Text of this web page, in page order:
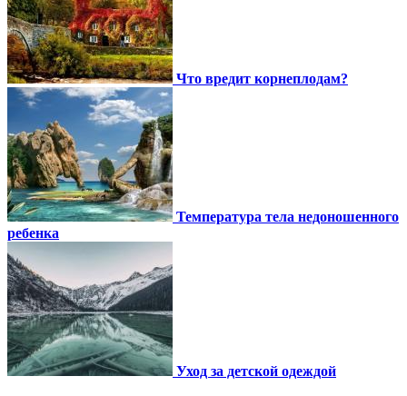
Что вредит корнеплодам?
Температура тела недоношенного
ребенка
Уход за детской одеждой